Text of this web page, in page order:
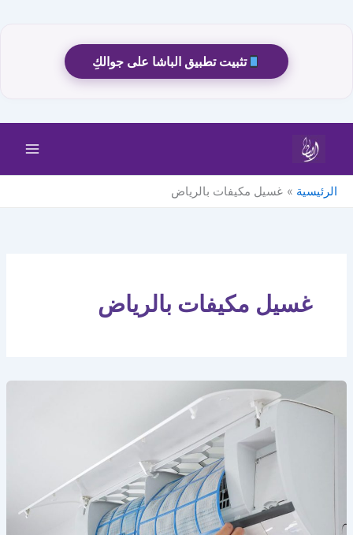
تثبيت تطبيق الباشا على جوالكِ
الرئيسية
غسيل مكيفات بالرياض
غسيل مكيفات بالرياض